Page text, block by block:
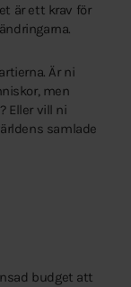
är ett krav för
Är ni
men
Eller vill ni
samlade
budget att